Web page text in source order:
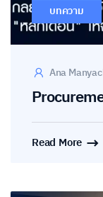
บทความ
Ana
Read More